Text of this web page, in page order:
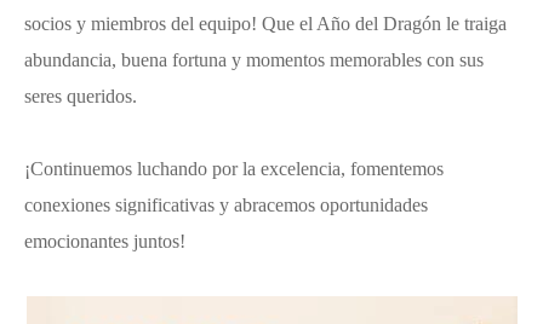
socios y miembros del equipo! Que el Año del Dragón le traiga
abundancia, buena fortuna y momentos memorables con sus
seres queridos.
¡Continuemos luchando por la excelencia, fomentemos
conexiones significativas y abracemos oportunidades
emocionantes juntos!